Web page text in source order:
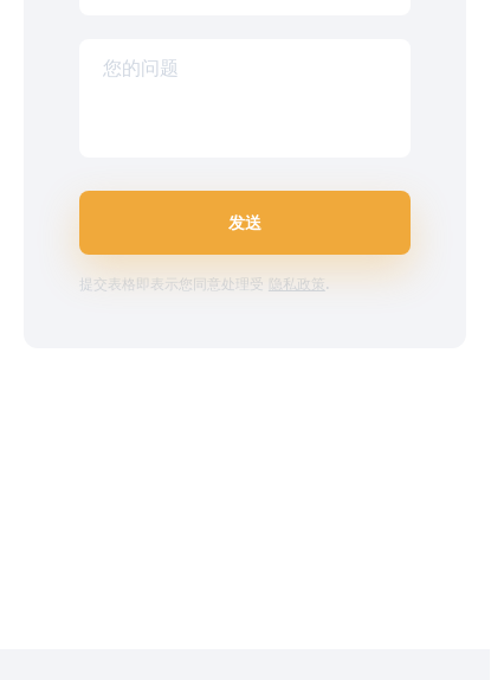
您的问题
发送
提交表格即表示您同意处理受 隐私政策 .